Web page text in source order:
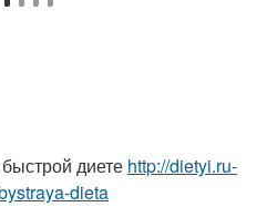
диете http://dietyi.ru-
dieta